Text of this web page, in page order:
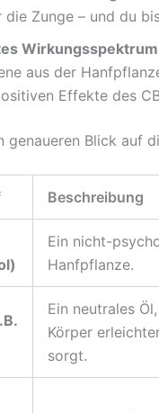
die Zunge – und du
aus der
Effekte des
genaueren Blick auf
Beschreibung
Ein nicht-
Hanfpflanze.
Ein neutrales
Körper
sorgt.